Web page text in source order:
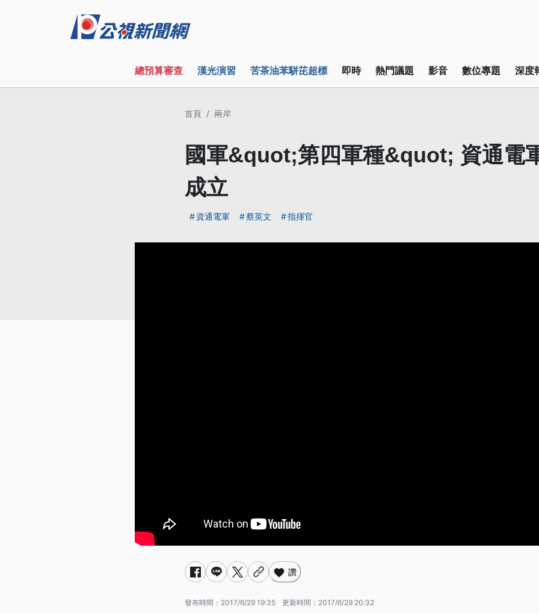
總預算審查 漢光演習 苦茶油苯駢芘超標 即時 熱門議題 影音 數位專題 深度
首頁 兩岸
國軍&quot;第四軍種&quot; 資通電
成立
資通電軍 蔡英文 指揮官
讚
發布時間： 2017/6/29 19:35 更新時間： 2017/6/29 20:32